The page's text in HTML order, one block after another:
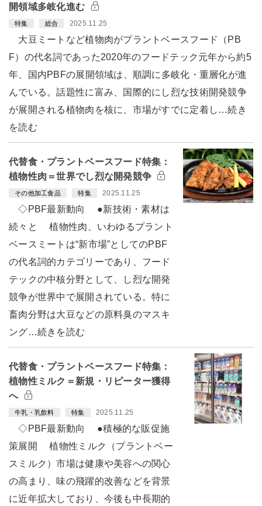
開領域多岐化進む
特集 総合 2025.11.25
大豆ミートなど植物肉がプラントベースフード（PB
F）の代名詞であった2020年のフードテック元年から約5
年、国内PBFの展開領域は、順調に多岐化・重層化が進
んでいる。話題性に富み、国際的にし烈な技術開発競争
が展開される植物肉を核に、市場がすでに定着し…続き
を読む
代替食・プラントベースフード特集：
植物性肉＝世界でし烈な開発競争
その他加工食品 特集 2025.11.25
◇PBF最新動向 ●新技術・素材は
続々と 植物性肉、いわゆるプラント
ベースミートは“新市場”としてのPBF
の代名詞的カテゴリーであり、フード
テックの中核分野として、し烈な開発
競争が世界中で展開されている。特に
畜肉分野は大豆などの原料臭のマスキ
ング…続きを読む
代替食・プラントベースフード特集：
植物性ミルク＝新規・リピーター獲得
へ
牛乳・乳飲料 特集 2025.11.25
◇PBF最新動向 ●積極的な販促施
策展開 植物性ミルク（プラントベー
スミルク）市場は健康や美容への関心
の高まり、味の飛躍的改善などを背景
に近年拡大しており、今後も中長期的